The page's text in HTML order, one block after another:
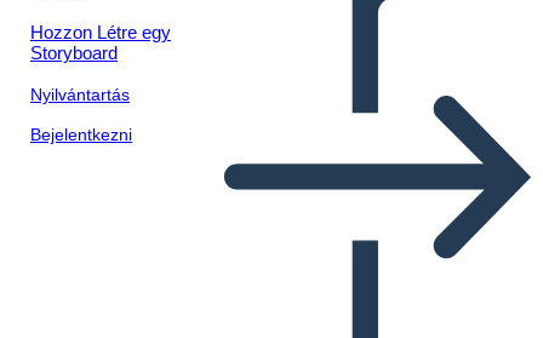
Hozzon Létre egy
Storyboard
Nyilvántartás
Bejelentkezni